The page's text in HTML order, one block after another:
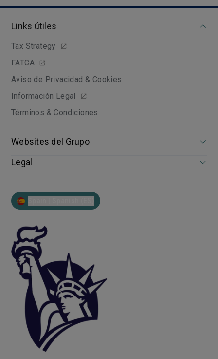
Links útiles
Tax Strategy
FATCA
Aviso de Privacidad & Cookies
Información Legal
Términos & Condiciones
Websites del Grupo
Legal